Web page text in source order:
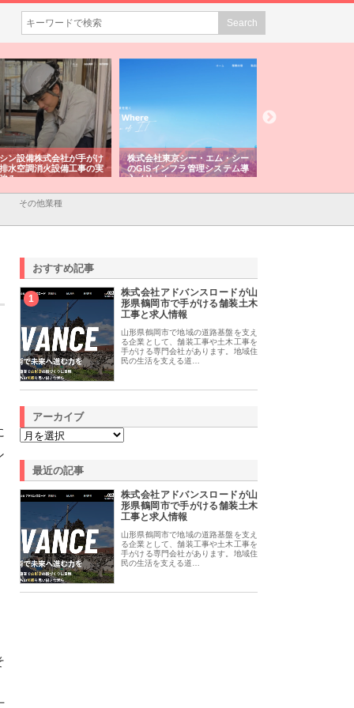
会社が手がけ
設備工事の実
株式会社東京シー・エム・シー
のGISインフラ管理システム導
入メリット
株式会社アクアスペースが水中
から陸上まで一貫施工できる理
由
その他業種
おすすめ記事
1
株式会社アドバンスロードが山
形県鶴岡市で手がける舗装土木
工事と求人情報
山形県鶴岡市で地域の道路基盤を支え
る企業として、舗装工事や土木工事を
手がける専門会社があります。地域住
民の生活を支える道…
アーカイブ
最近の記事
株式会社アドバンスロードが山
形県鶴岡市で手がける舗装土木
工事と求人情報
山形県鶴岡市で地域の道路基盤を支え
る企業として、舗装工事や土木工事を
手がける専門会社があります。地域住
民の生活を支える道…